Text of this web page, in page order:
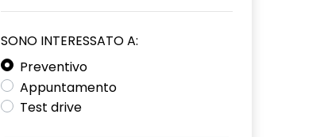
SONO INTERESSATO A:
Preventivo
Appuntamento
Test drive